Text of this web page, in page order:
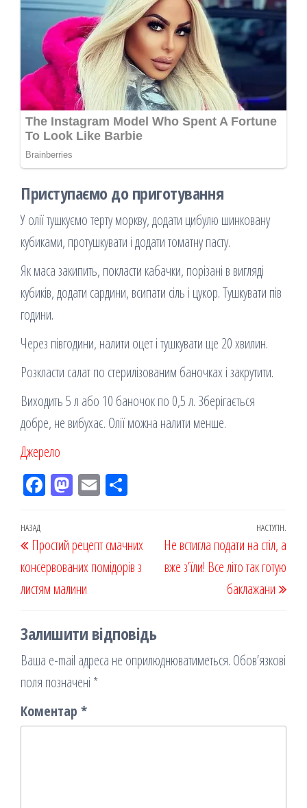
Приступаємо до приготування
У олії тушкуємо терту моркву, додати цибулю шинковану
кубиками, протушкувати і додати томатну пасту.
Як маса закипить, покласти кабачки, порізані в вигляді
кубиків, додати сардини, всипати сіль і цукор. Тушкувати пів
години.
Через півгодини, налити оцет і тушкувати ще 20 хвилин.
Розкласти салат по стерилізованим баночках і закрутити.
Виходить 5 л або 10 баночок по 0,5 л. Зберігається
добре, не вибухає. Олії можна налити менше.
Джерело
Fac
k
M
on
Em
ис
я
Навігація
записів
Попередній
запис
НАЗАД
Простий рецепт смачних
консервованих помідорів з
листям малини
НАСТУПН.
Не встигла подати на стіл, а
вже з’їли! Все літо так готую
баклажани
Залишити відповідь
Ваша e-mail адреса не оприлюднюватиметься. Обов’язкові
поля позначені *
Коментар *